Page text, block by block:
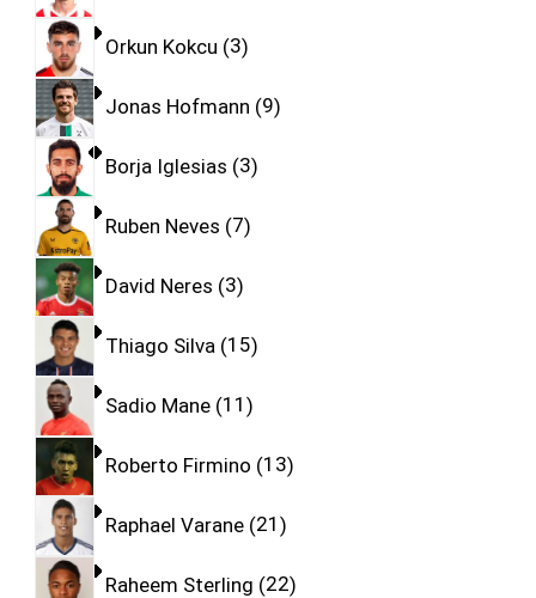
Orkun Kokcu 3
Jonas Hofmann 9
Borja Iglesias 3
Ruben Neves 7
David Neres 3
Thiago Silva 15
Sadio Mane 11
Roberto Firmino 13
Raphael Varane 21
Raheem Sterling 22